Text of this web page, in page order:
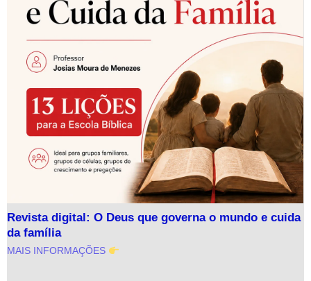
Revista digital: O Deus que governa o mundo e cuida
da família
MAIS INFORMAÇÕES